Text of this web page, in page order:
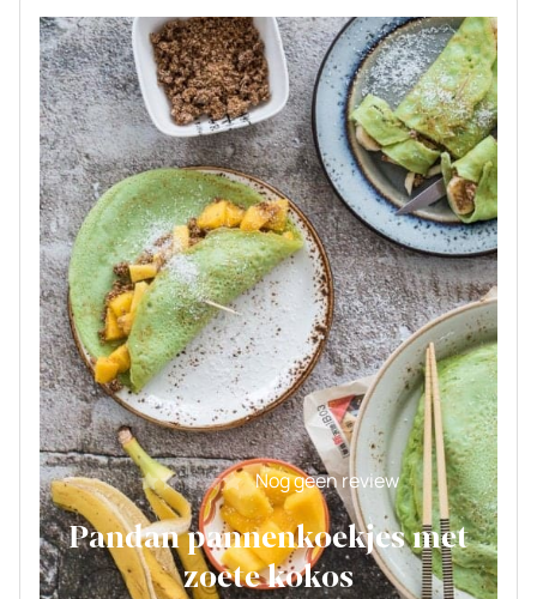
Nog geen review
Pandan pannenkoekjes met
zoete kokos